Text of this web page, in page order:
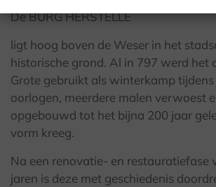
De BURG HERSTELLE
ligt hoog boven de Weser in het
historische grond. Al in 797 werd het
Grote gebruikt als winterkamp tijdens
oorlogen, meerdere malen verwoest
opgebouwd tot het bijna 200 jaar
vorm kreeg.
Na een renovatie- en restauratiefase
jaren is deze met geschiedenis